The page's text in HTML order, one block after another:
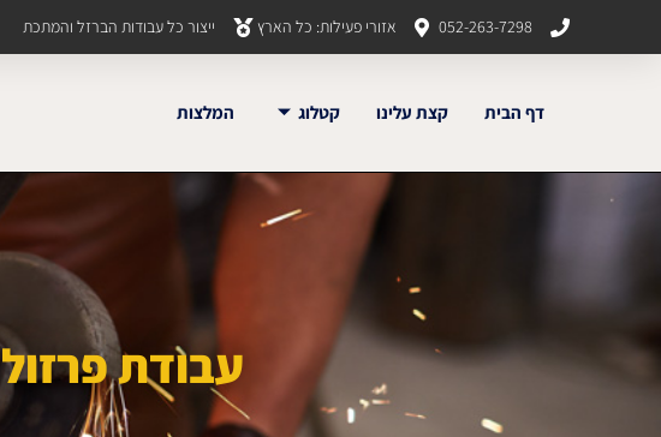
052-263-7298 אזורי פעילות: כל הארץ ייצור כל עבודות הברזל והמתכת
דף הבית קצת עלינו קטלוג המלצות
עבודת